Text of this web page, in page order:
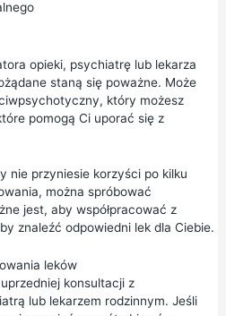
opieki, psychiatrę lub lekarza
staną się poważne. Może
który możesz
pomogą Ci uporać się z
nie przyniesie korzyści po kilku
można spróbować
jest, aby współpracować z
znaleźć odpowiedni lek dla Ciebie.
leków
konsultacji z
lub lekarzem rodzinnym. Jeśli